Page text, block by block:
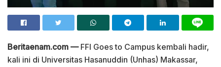
Beritaenam.com —FFI Goes to Campus kembali hadir,
kali ini di Universitas Hasanuddin (Unhas) Makassar,